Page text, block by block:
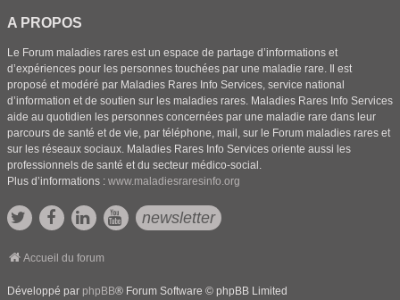
A PROPOS
Le Forum maladies rares est un espace de partage d’informations et
d’expériences pour les personnes touchées par une maladie rare. Il est
proposé et modéré par Maladies Rares Info Services, service national
d’information et de soutien sur les maladies rares. Maladies Rares Info Services
aide au quotidien les personnes concernées par une maladie rare dans leur
parcours de santé et de vie, par téléphone, mail, sur le Forum maladies rares et
sur les réseaux sociaux. Maladies Rares Info Services oriente aussi les
professionnels de santé et du secteur médico-social.
Plus d’informations : www.maladiesraresinfo.org
newsletter
Accueil du forum
Développé par phpBB® Forum Software © phpBB Limited